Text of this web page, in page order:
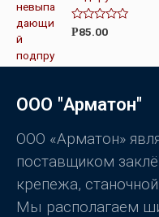
0
и
з
5
О
и
з
Р85.00
ООО "Арматон"
ООО «Арматон»
поставщиком
крепежа,
Мы располагаем